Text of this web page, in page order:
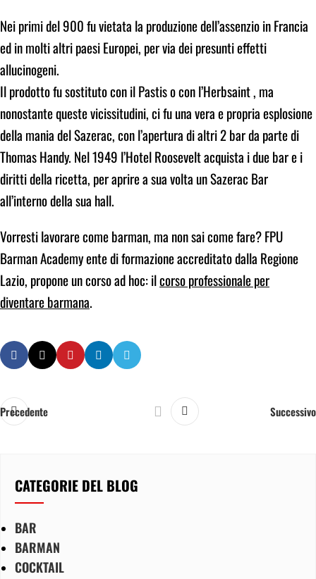
Nei primi del 900 fu vietata la produzione dell’assenzio in Francia
ed in molti altri paesi Europei, per via dei presunti effetti
allucinogeni.
Il prodotto fu sostituto con il Pastis o con l’Herbsaint , ma
nonostante queste vicissitudini, ci fu una vera e propria esplosione
della mania del Sazerac, con l’apertura di altri 2 bar da parte di
Thomas Handy. Nel 1949 l’Hotel Roosevelt acquista i due bar e i
diritti della ricetta, per aprire a sua volta un Sazerac Bar
all’interno della sua hall.
Vorresti lavorare come barman, ma non sai come fare? FPU
Barman Academy ente di formazione accreditato dalla Regione
Lazio, propone un corso ad hoc: ilcorso professionale per
diventare barmana.
Precedente Successivo
CATEGORIE DEL BLOG
BAR
BARMAN
COCKTAIL